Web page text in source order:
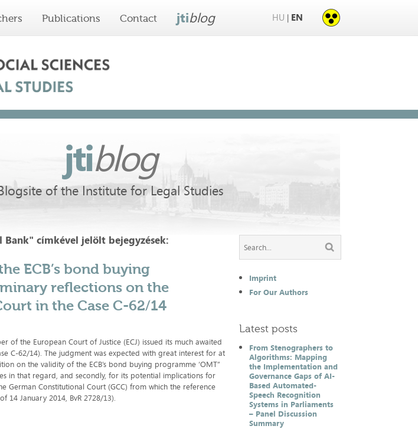
Publications Contact jtiblog HU | EN
jtiblog
of the Institute for Legal Studies
Bank" címkével jelölt bejegyzések:
ECB’s bond buying
reflections on the
in the Case C-62/14
of the European Court of Justice (ECJ) issued its much awaited
C-62/14). The judgment was expected with great interest for at
on the validity of the ECB’s bond buying programme ‘OMT”
in that regard, and secondly, for its potential implications for
German Constitutional Court (GCC) from which the reference
14 January 2014, BvR 2728/13).
Imprint
For Our Authors
Latest posts
From Stenographers to
Algorithms: Mapping
the Implementation and
Governance Gaps of AI-
Based Automated-
Speech Recognition
Systems in Parliaments
– Panel Discussion
Summary